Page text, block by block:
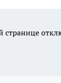
странице